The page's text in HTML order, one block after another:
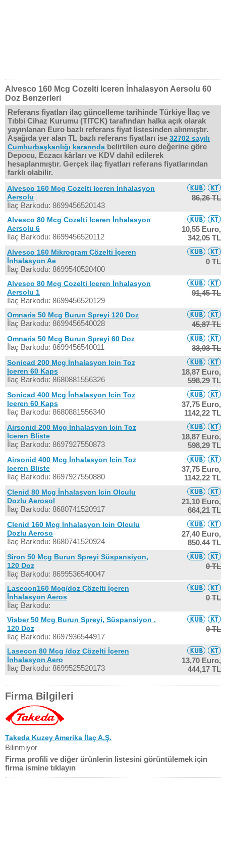
Alvesco 160 Mcg Cozelti Iceren İnhalasyon Aersolu 60
Doz Benzerleri
Referans fiyatları ilaç güncelleme tarihinde Türkiye İlaç ve
Tıbbi Cihaz Kurumu (TITCK) tarafından halka açık olarak
yayınlanan Euro bazlı referans fiyat listesinden alınmıştır.
Aşağıda yer alan TL bazlı referans fiyatları ise 32702 sayılı
Cumhurbaşkanlığı kararında belirtilen euro değerine göre
Depocu, Eczacı kârları ve KDV dahil edilerek
hesaplanmıştır. Gerçek ilaç fiyatları referans fiyatlarından
farklı olabilir.
Alvesco 160 Mcg Cozelti Iceren İnhalasyon
Aersolu
İlaç Barkodu: 8699456520143
86,26 TL
Alvesco 80 Mcg Cozelti Iceren İnhalasyon
Aersolu 6
İlaç Barkodu: 8699456520112
10,55 Euro,
342,05 TL
Alvesco 160 Mikrogram Çözelti İçeren
İnhalasyon Ae
İlaç Barkodu: 8699540520400
0 TL
Alvesco 80 Mcg Cozelti Iceren İnhalasyon
Aersolu 1
İlaç Barkodu: 8699456520129
91,45 TL
Omnaris 50 Mcg Burun Spreyi 120 Doz
İlaç Barkodu: 8699456540028 45,87 TL
Omnaris 50 Mcg Burun Spreyi 60 Doz
İlaç Barkodu: 8699456540011 33,93 TL
Sonicad 200 Mcg İnhalasyon Icin Toz
Iceren 60 Kaps
İlaç Barkodu: 8680881556326
18,87 Euro,
598,29 TL
Sonicad 400 Mcg İnhalasyon Icin Toz
Iceren 60 Kaps
İlaç Barkodu: 8680881556340
37,75 Euro,
1142,22 TL
Airsonid 200 Mcg İnhalasyon Icin Toz
Iceren Bliste
İlaç Barkodu: 8697927550873
18,87 Euro,
598,29 TL
Airsonid 400 Mcg İnhalasyon Icin Toz
Iceren Bliste
İlaç Barkodu: 8697927550880
37,75 Euro,
1142,22 TL
Clenid 80 Mcg İnhalasyon Icin Olculu
Dozlu Aerosol
İlaç Barkodu: 8680741520917
21,10 Euro,
664,21 TL
Clenid 160 Mcg İnhalasyon Icin Olculu
Dozlu Aeroso
İlaç Barkodu: 8680741520924
27,40 Euro,
850,44 TL
Siron 50 Mcg Burun Spreyi Süspansiyon,
120 Doz
İlaç Barkodu: 8699536540047
0 TL
Lasecon160 Mcg/doz Çözelti İçeren
İnhalasyon Aeros
İlaç Barkodu:
0 TL
Visber 50 Mcg Burun Spreyi, Süspansiyon ,
120 Doz
İlaç Barkodu: 8697936544917
0 TL
Lasecon 80 Mcg /doz Çözelti İçeren
İnhalasyon Aero
İlaç Barkodu: 8699525520173
13,70 Euro,
444,17 TL
Firma Bilgileri
Takeda Kuzey Amerika İlaç A.Ş.
Bilinmiyor
Firma profili ve diğer ürünlerin listesini görüntülemek için
firma ismine tıklayın